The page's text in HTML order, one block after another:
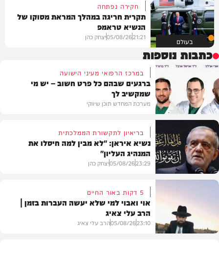
בעולם
חקירה נפתחה
תקרית חריגה במהלך המראת מסוקו של
הנשיא טראמפ
21:21
05/08/26יצחק כהן
כתבות נוספות
תוכן שיווקי
במרכז הרפואי מעיני הישועה
ברגעים שבהם כל פרט חשוב – יש מי
שמקשיב לך
מערכת המחדש תוכן שיווקי
בעולם
בריאיון לתקשורת הממלכתית
נשיא איראן: "לא מבין למה חיסלו את
המנהיג העליון"
23:29
05/08/26יצחק כהן
5 דקות באור החיים
אוי ואבוי למי שלא יעשה העברות בזמן |
הרב עלי צאיג
23:10
05/08/26הרב עלי צאיג